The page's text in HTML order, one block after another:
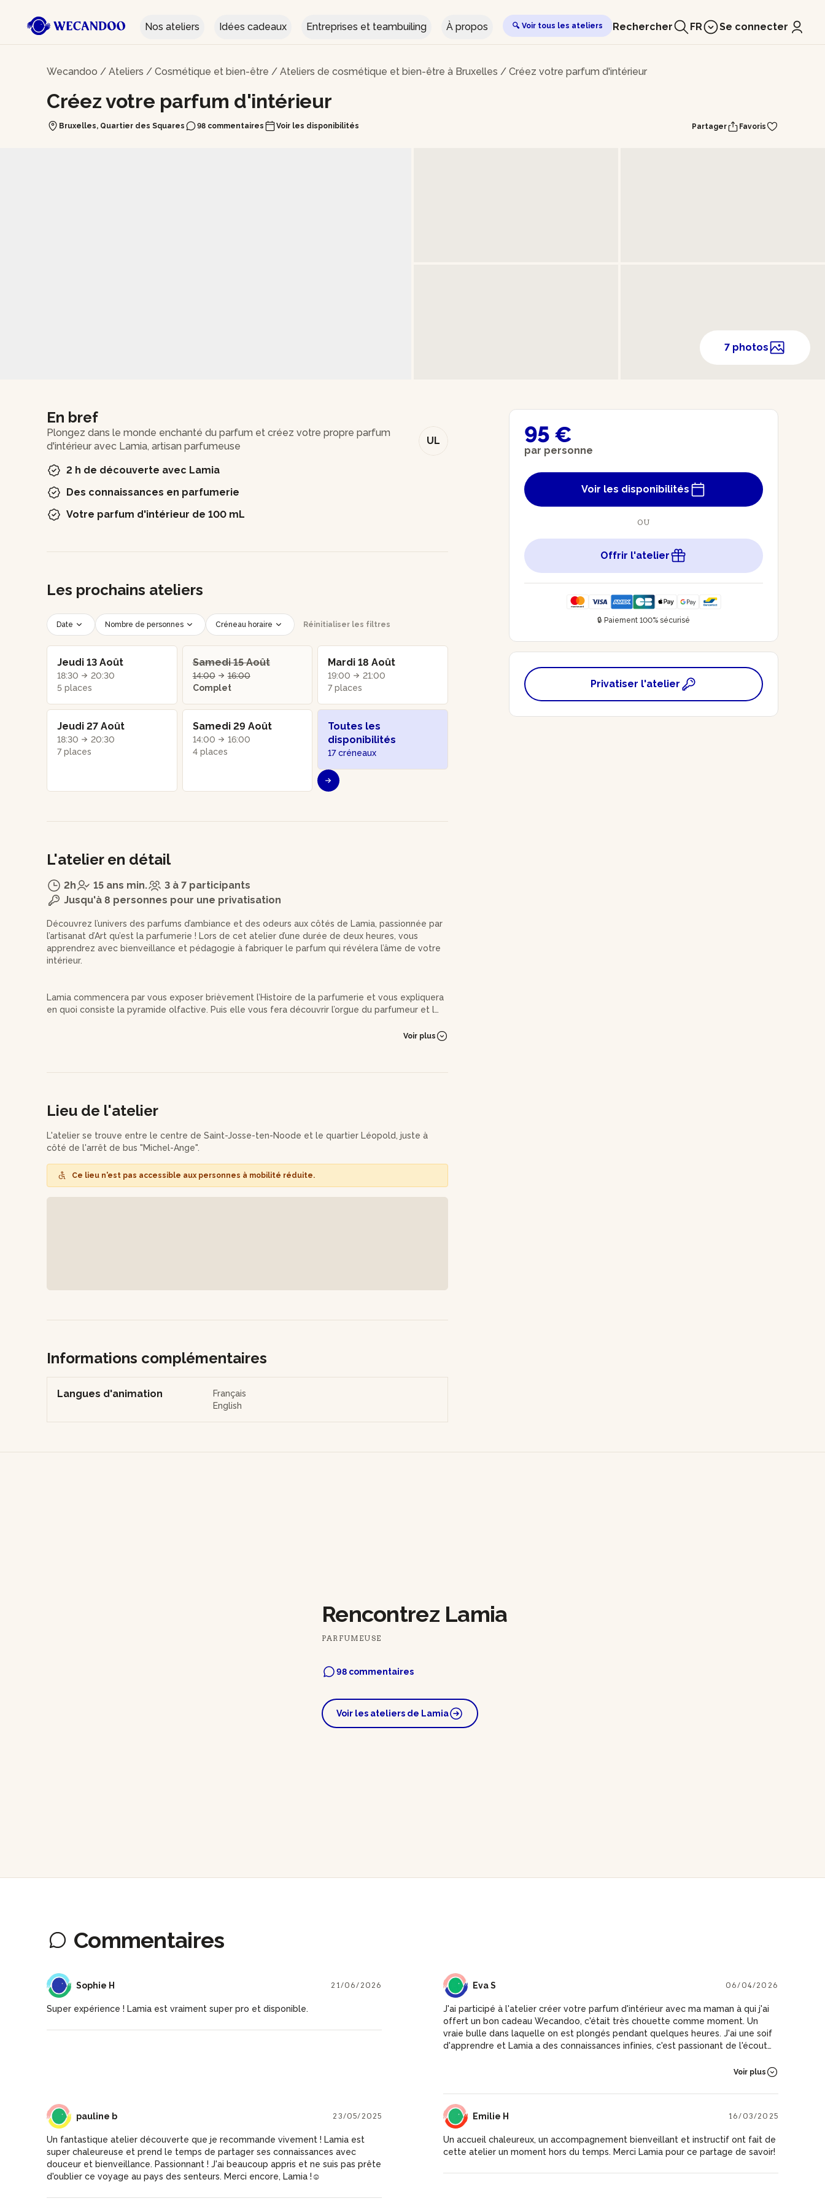
Nos ateliers Idées cadeaux Entreprises et teambuiling À propos 🔍 Voir tous les ateliers Rechercher FR Se connecter
Wecandoo / Ateliers / Cosmétique et bien-être / Ateliers de cosmétique et bien-être à Bruxelles / Créez votre parfum d'intérieur
Créez votre parfum d'intérieur
Bruxelles, Quartier des Squares 98 commentaires Voir les disponibilités Partager Favoris
7 photos
En bref
UL
Plongez dans le monde enchanté du parfum et créez votre propre parfum
d'intérieur avec Lamia, artisan parfumeuse
2 h de découverte avec Lamia
Des connaissances en parfumerie
Votre parfum d'intérieur de 100 mL
Les prochains ateliers
Date Nombre de personnes Créneau horaire Réinitialiser les filtres
Jeudi 13 Août
18:30
20:30
5 places
Samedi 15 Août
14:00
16:00
Complet
Mardi 18 Août
19:00
21:00
7 places
Jeudi 27 Août
18:30
20:30
7 places
Samedi 29 Août
14:00
16:00
4 places
Toutes les
disponibilités
17 créneaux
L'atelier en détail
2h 15 ans min.
3 à 7 participants
Jusqu'à 8 personnes pour une privatisation
Découvrez l’univers des parfums d’ambiance et des odeurs aux côtés de Lamia, passionnée par
l’artisanat d’Art qu’est la parfumerie ! Lors de cet atelier d’une durée de deux heures, vous
apprendrez avec bienveillance et pédagogie à fabriquer le parfum qui révélera l’âme de votre
intérieur.
Lamia commencera par vous exposer brièvement l’Histoire de la parfumerie et vous expliquera
en quoi consiste la pyramide olfactive. Puis elle vous fera découvrir l’orgue du parfumeur et les
possibilité de tester, selon vos envies, différents mélanges. Enfin, Lamia vous montrera
Après ce beau moment de partage de connaissances pendant lequel une boisson parfumée
fragrance d’intérieur unique et personnalisée !
en fonction des participants présents.
Voir plus
Lieu de l'atelier
L'atelier se trouve entre le centre de Saint-Josse-ten-Noode et le quartier Léopold, juste à
côté de l'arrêt de bus "Michel-Ange".
Ce lieu n'est pas accessible aux personnes à mobilité réduite.
Informations complémentaires
Langues d'animation
Français
English
95 €
par personne
Voir les disponibilités
OU
Offrir l'atelier
🔒 Paiement 100% sécurisé
Privatiser l'atelier
Rencontrez Lamia
PARFUMEUSE
98 commentaires
Voir les ateliers de Lamia
Commentaires
SH Sophie H 21/06/2026
Super expérience ! Lamia est vraiment super pro et disponible.
ES Eva S 06/04/2026
J'ai participé à l'atelier créer votre parfum d'intérieur avec ma maman à qui j'ai
offert un bon cadeau Wecandoo, c'était très chouette comme moment. Un
vraie bulle dans laquelle on est plongés pendant quelques heures. J'ai une soif
d'apprendre et Lamia a des connaissances infinies, c'est passionant de l'écouter.
Voir plus
PB pauline b 23/05/2025
Un fantastique atelier découverte que je recommande vivement ! Lamia est
super chaleureuse et prend le temps de partager ses connaissances avec
douceur et bienveillance. Passionnant ! J'ai beaucoup appris et ne suis pas prête
d'oublier ce voyage au pays des senteurs. Merci encore, Lamia !☺️
EH Emilie H 16/03/2025
Un accueil chaleureux, un accompagnement bienveillant et instructif ont fait de
cette atelier un moment hors du temps. Merci Lamia pour ce partage de savoir!